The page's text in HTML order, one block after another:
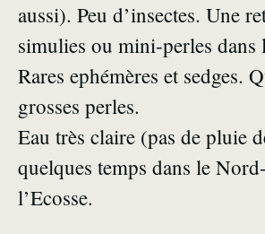
aussi). Peu d’insectes. Une
simulies ou mini-perles dans
Rares ephémères et sedges.
grosses perles.
Eau très claire (pas de pluie
quelques temps dans le
l’Ecosse.